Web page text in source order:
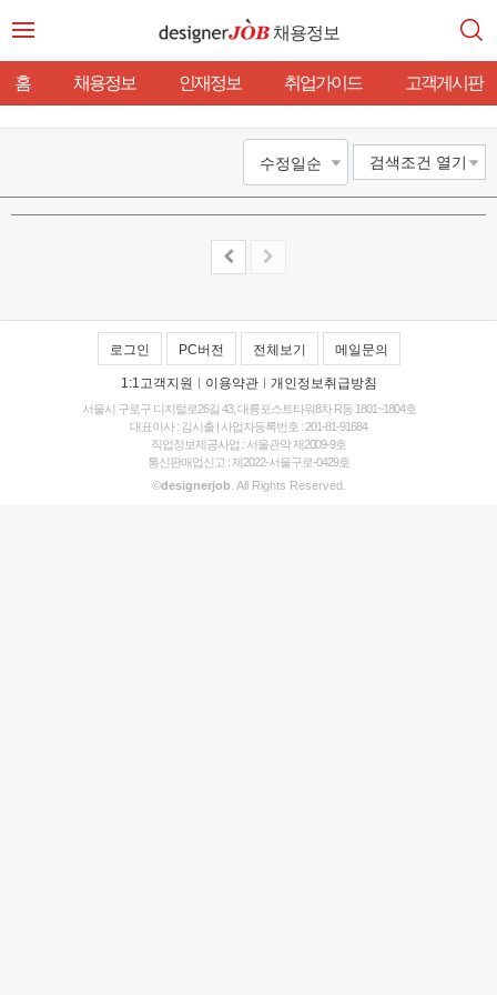
채용정보
홈 채용정보 인재정보 취업가이드 고객게시판
검색조건 열기
로그인 PC버전 전체보기 메일문의
1:1고객지원 | 이용약관 | 개인정보취급방침
서울시 구로구 디지털로26길 43, 대륭포스트타워8차 R동 1801~1804호
대표이사 : 김시출 | 사업자등록번호 : 201-81-91684
직업정보제공사업 : 서울관악 제2009-9호
통신판매업신고 : 제2022-서울구로-0429호
©designerjob . All Rights Reserved.